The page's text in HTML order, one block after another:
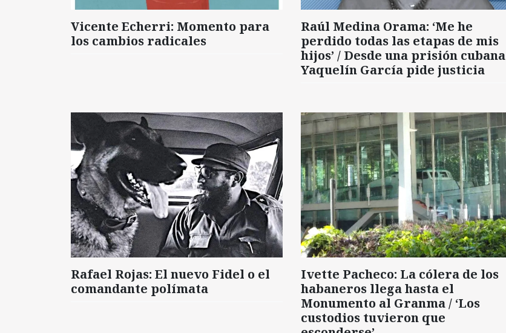
Vicente Echerri: Momento para
los cambios radicales
Raúl Medina Orama: ‘Me he
perdido todas las etapas de mis
hijos’ / Desde una prisión cubana
Yaquelín García pide justicia
Rafael Rojas: El nuevo Fidel o el
comandante polímata
Ivette Pacheco: La cólera de los
habaneros llega hasta el
Monumento al Granma / ‘Los
custodios tuvieron que